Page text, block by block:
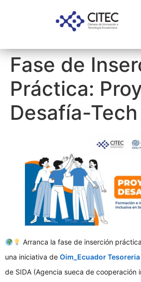
Fase de
Práctica:
Desafía-Tech
Arranca la fase de inserción
una iniciativa de Oim_Ecuador Tesoreria
de SIDA (Agencia sueca de cooperación